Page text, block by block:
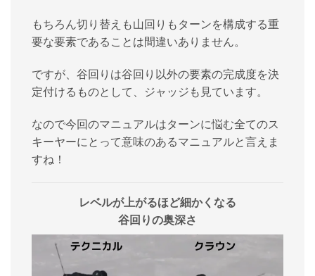
もちろん切り替えも山回りもターンを構成する重
要な要素であることは間違いありません。
ですが、谷回りは谷回り以外の要素の完成度を決
定付けるものとして、ジャッジも見ています。
なので今回のマニュアルはターンに悩む全てのス
キーヤーにとって意味のあるマニュアルと言えま
すね！
レベルが上がるほど細かくなる
谷回りの奥深さ